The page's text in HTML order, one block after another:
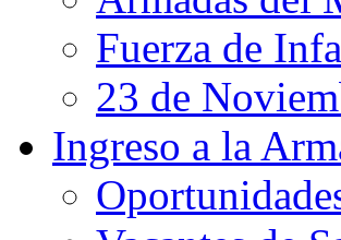
Fuerza de
23 de
Ingreso a la